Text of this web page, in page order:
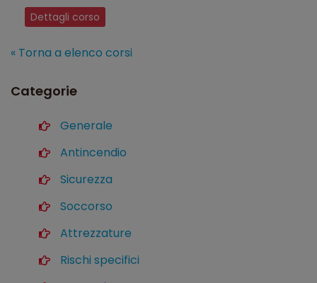
Dettagli corso
« Torna a elenco corsi
Categorie
Generale
Antincendio
Sicurezza
Soccorso
Attrezzature
Rischi specifici